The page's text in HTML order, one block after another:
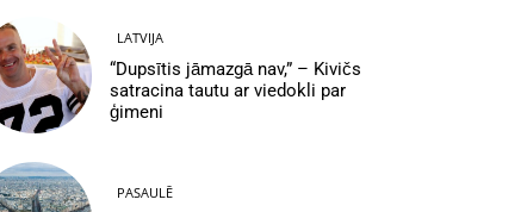
LATVIJA
“Dupsītis jāmazgā nav,” – Kivičs
satracina tautu ar viedokli par
ģimeni
PASAULĒ